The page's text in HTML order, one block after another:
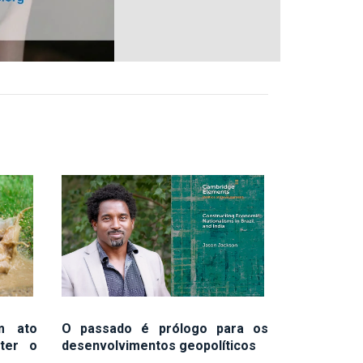
ato
o
O passado é prólogo para os
desenvolvimentos geopolíticos